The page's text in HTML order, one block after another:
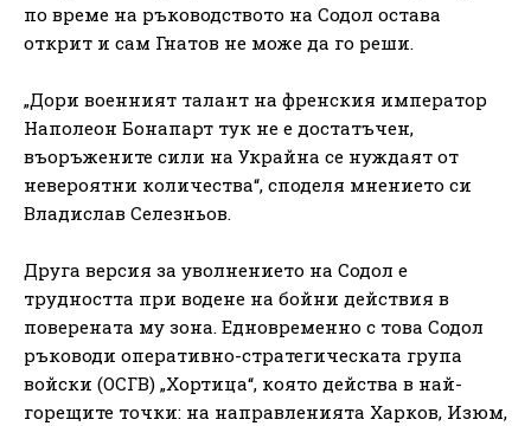
по време на ръководството на Содол остава
открит и сам Гнатов не може да го реши.
„Дори военният талант на френския император
Наполеон Бонапарт тук не е достатъчен,
въоръжените сили на Украйна се нуждаят от
невероятни количества“, споделя мнението си
Владислав Селезньов.
Друга версия за уволнението на Содол е
трудността при водене на бойни действия в
поверената му зона. Едновременно с това Содол
ръководи оперативно-стратегическата група
войски (ОСГВ) „Хортица“, която действа в най-
горещите точки: на направленията Харков, Изюм,